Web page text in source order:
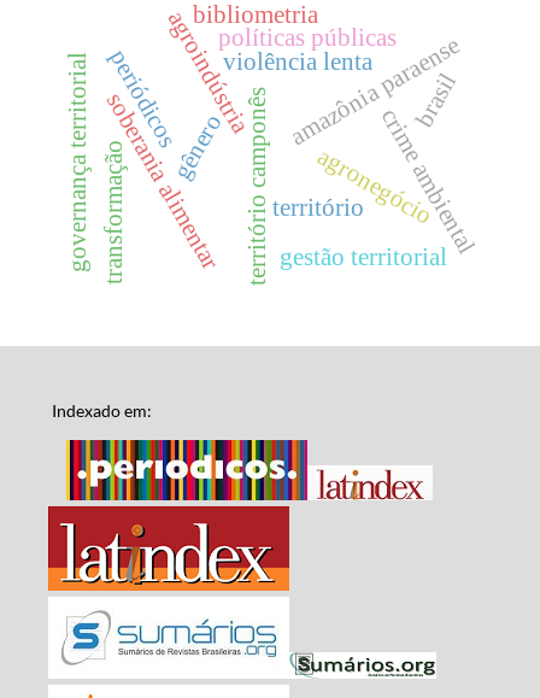
território camponês
violência lenta
agroindústria
soberania alimentar amazônia paraense
crime ambiental
território
gênero
governança territorial
bibliometria
periódicos
gestão territorial
agronegócio
políticas públicas
brasil
transformação
Indexado em: